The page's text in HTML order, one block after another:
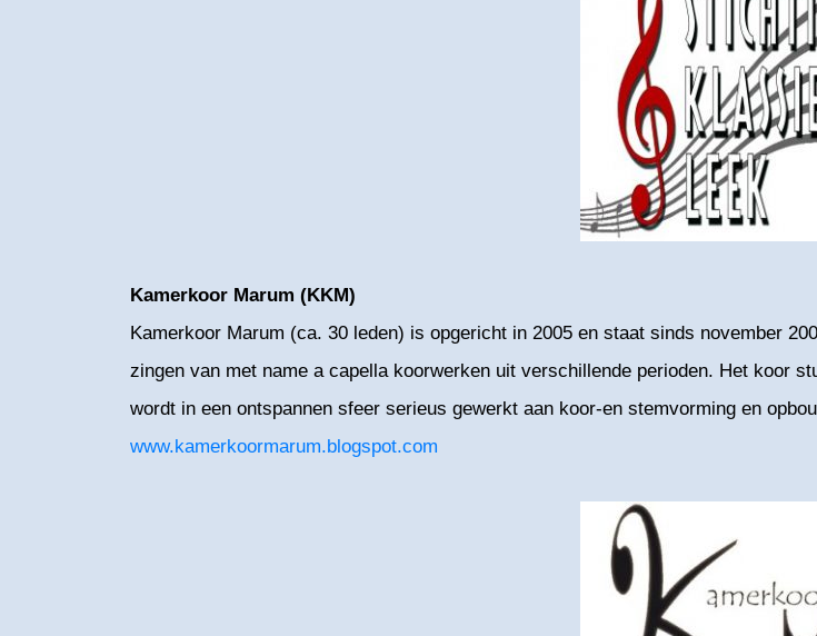
Kamerkoor Marum (KKM)
Kamerkoor Marum (ca. 30 leden) is opgericht in 2005 en staat sinds november
zingen van met name a capella koorwerken uit verschillende perioden. Het koor
wordt in een ontspannen sfeer serieus gewerkt aan koor-en stemvorming en
www.kamerkoormarum.blogspot.com